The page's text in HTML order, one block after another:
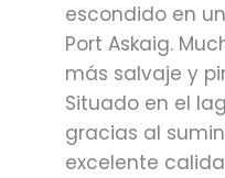
escondido en
Port Askaig.
más salvaje y
Situado en el
gracias al
excelente